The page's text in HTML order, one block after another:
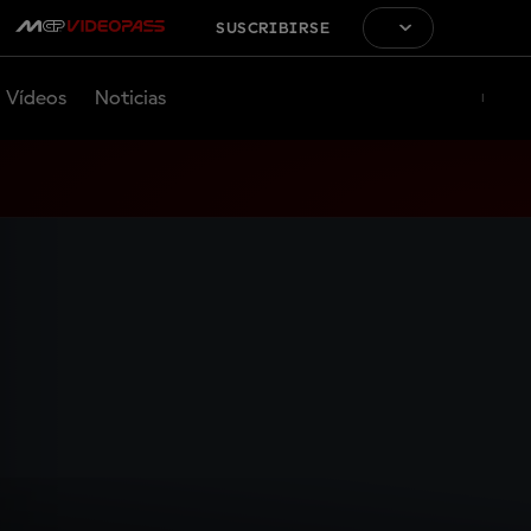
SUSCRIBIRSE
Vídeos Noticias